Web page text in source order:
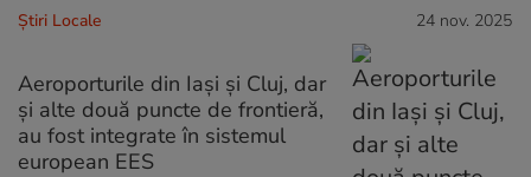
Știri Locale 24 nov. 2025
Aeroporturile din Iași și Cluj, dar
și alte două puncte de frontieră,
au fost integrate în sistemul
european EES